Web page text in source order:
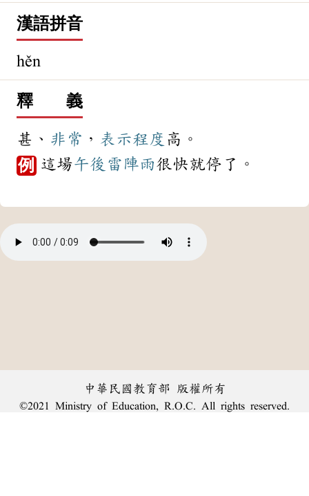
漢語拼音
hěn
釋 義
甚、 非常 ， 表示程度 高。
例 這場午後 雷陣雨很快就停了。
中華民國教育部 版權所有
©2021 Ministry of Education, R.O.C. All rights reserved.